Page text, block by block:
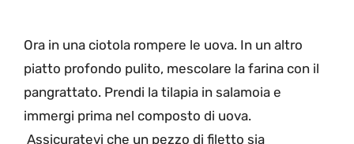
Ora in una ciotola rompere le uova. In un altro
piatto profondo pulito, mescolare la farina con il
pangrattato. Prendi la tilapia in salamoia e
immergi prima nel composto di uova.
Assicuratevi che un pezzo di filetto sia